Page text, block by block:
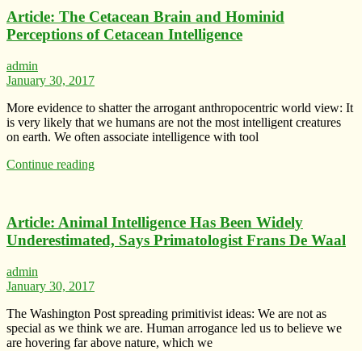
Article: The Cetacean Brain and Hominid
Perceptions of Cetacean Intelligence
admin
January 30, 2017
More evidence to shatter the arrogant anthropocentric world view: It
is very likely that we humans are not the most intelligent creatures
on earth. We often associate intelligence with tool
Continue reading
Article: Animal Intelligence Has Been Widely
Underestimated, Says Primatologist Frans De Waal
admin
January 30, 2017
The Washington Post spreading primitivist ideas: We are not as
special as we think we are. Human arrogance led us to believe we
are hovering far above nature, which we